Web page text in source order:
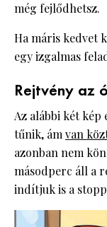
még fejlődhetsz.
Ha máris kedvet
egy izgalmas
Rejtvény az
Az alábbi két
tűnik, ámvan
azonban nem
másodperc áll a
indítjuk is a